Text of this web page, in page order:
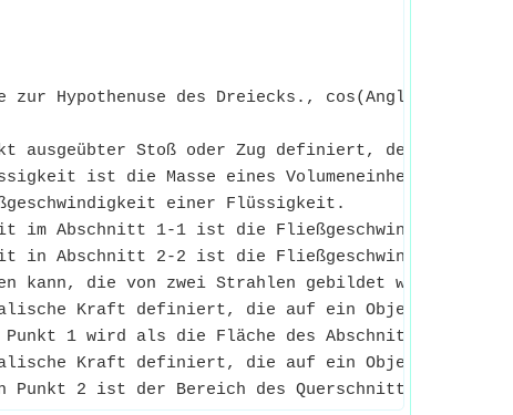
Hypothenuse des Dreiecks., cos(Angle)
Stoß oder Zug definiert, der eine
ist die Masse eines Volumeneinheits einer
einer Flüssigkeit.
im Abschnitt 1-1 ist die Fließgeschwindigkeit
in Abschnitt 2-2 ist die Fließgeschwindigkeit
die von zwei Strahlen gebildet wird, die an
Kraft definiert, die auf ein Objekt
1 wird als die Fläche des Abschnitts an
Kraft definiert, die auf ein Objekt
Punkt 2 ist der Bereich des Querschnitts an